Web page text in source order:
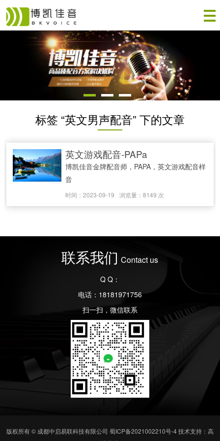
标签 “英文男声配音” 下的文章
英文游戏配音-PAPa
博凯佳音金牌配音师，PAPA，英文游戏配音样
音
时间：2023-09-19 浏览量：8149 次
联系我们 Contact us
Q Q：
电话：18181971756
扫一扫，微信联系
版权所有 © 成都中启易联科技有限公司 蜀ICP备2021002210号-4技术支持：高